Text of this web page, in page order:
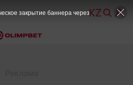
закрытие баннера через